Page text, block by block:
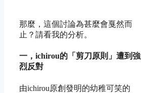
那麼，這個討論為甚麼會戛然而
止？請看我的分析。
一，ichirou的「剪刀原則」遭到強
烈反對
由ichirou原創發明的幼稚可笑的